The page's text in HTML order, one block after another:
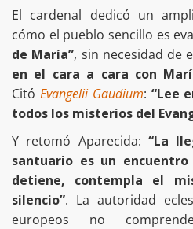
El cardenal dedicó un
cómo el pueblo sencillo es
de María”, sin necesidad de
en el cara a cara con
Citó Evangelii Gaudium: “Lee
todos los misterios del
Y retomó Aparecida: “La
santuario es un
detiene, contempla el
silencio”. La autoridad
europeos no